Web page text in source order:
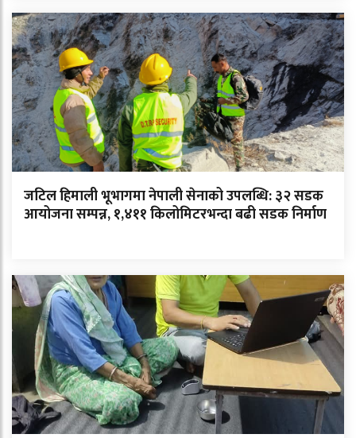
जटिल हिमाली भूभागमा नेपाली सेनाको उपलब्धि: ३२ सडक
आयोजना सम्पन्न, १,४११ किलोमिटरभन्दा बढी सडक निर्माण